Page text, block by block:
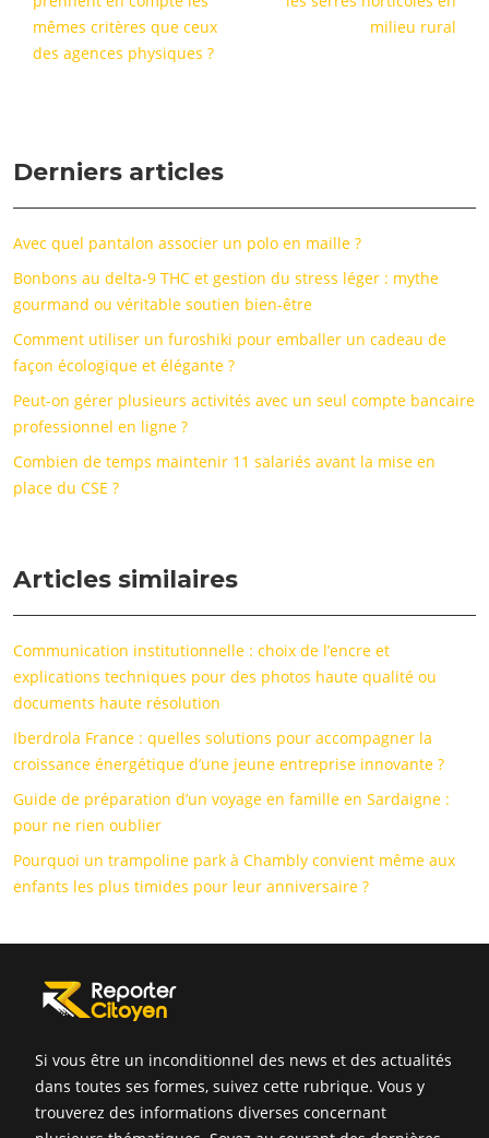
mêmes critères que ceux
des agences physiques ?
milieu rural
Derniers articles
Avec quel pantalon associer un polo en maille ?
Bonbons au delta-9 THC et gestion du stress léger : mythe
gourmand ou véritable soutien bien-être
Comment utiliser un furoshiki pour emballer un cadeau de
façon écologique et élégante ?
Peut-on gérer plusieurs activités avec un seul compte bancaire
professionnel en ligne ?
Combien de temps maintenir 11 salariés avant la mise en
place du CSE ?
Articles similaires
Communication institutionnelle : choix de l’encre et
explications techniques pour des photos haute qualité ou
documents haute résolution
Iberdrola France : quelles solutions pour accompagner la
croissance énergétique d’une jeune entreprise innovante ?
Guide de préparation d’un voyage en famille en Sardaigne :
pour ne rien oublier
Pourquoi un trampoline park à Chambly convient même aux
enfants les plus timides pour leur anniversaire ?
Si vous être un inconditionnel des news et des actualités
dans toutes ses formes, suivez cette rubrique. Vous y
trouverez des informations diverses concernant